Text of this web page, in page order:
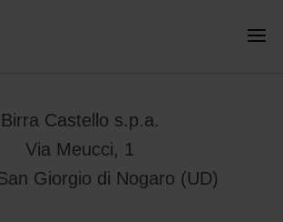
Birra Castello s.p.a.
Via Meucci, 1
Giorgio di Nogaro (UD)